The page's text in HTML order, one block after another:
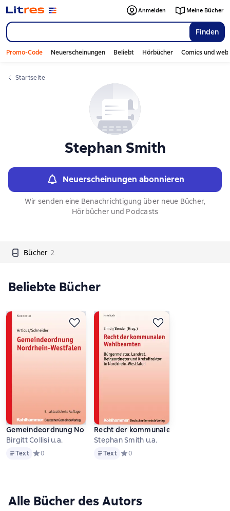
Finden
Anmelden Meine Bücher
Promo-Code Neuerscheinungen Beliebt Hörbücher Comics und
Startseite
Stephan Smith
Neuerscheinungen abonnieren
Wir senden eine Benachrichtigung über neue Bücher,
Hörbücher und Podcasts
Bücher 2
Слайдер с книгами
Beliebte Bücher
Gemeindeordnung Nordrhein-Westfalen
Birgitt Collisi u.a.
TextText Средний рейтинг 0 на основе 0 оценок
0
Recht der kommunalen Wahlbeamten
Stephan Smith u.a.
TextText Средний рейтинг 0 на основе 0
0
Alle Bücher des Autors